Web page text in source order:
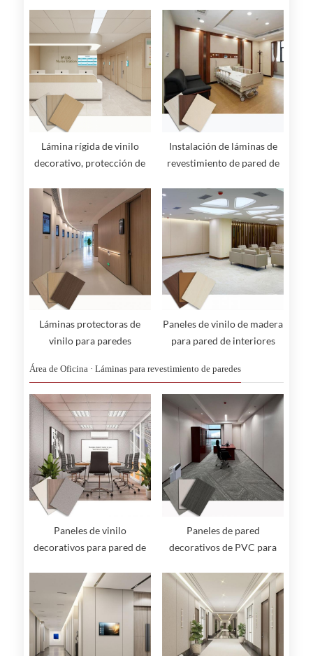
y pasillos de hospitales
Lámina rígida de vinilo
decorativo, protección de
higiénico de color madera
para uso hospitalario de
alta resistencia
Instalación de láminas de
revestimiento de pared de
Láminas protectoras de
vinilo para paredes
Paneles de vinilo de madera
para pared de interiores
Área de Oficina · Láminas para revestimiento de paredes
Paneles de vinilo
decorativos para pared de
Paneles de pared
decorativos de PVC para